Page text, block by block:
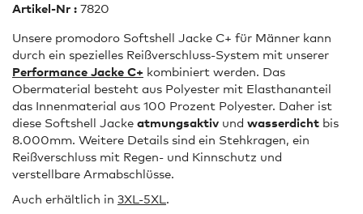
Artikel-Nr : 7820
Unsere promodoro Softshell Jacke C+ für Männer kann
durch ein spezielles Reißverschluss-System mit unserer
Performance Jacke C+ kombiniert werden. Das
Obermaterial besteht aus Polyester mit Elasthananteil
das Innenmaterial aus 100 Prozent Polyester. Daher ist
diese Softshell Jacke atmungsaktiv und wasserdicht bis
8.000mm. Weitere Details sind ein Stehkragen, ein
Reißverschluss mit Regen- und Kinnschutz und
verstellbare Armabschlüsse.
Auch erhältlich in 3XL-5XL .